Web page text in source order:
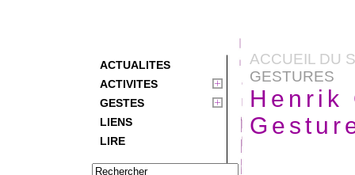
ACTUALITES
ACTIVITES
GESTES
LIENS
LIRE
ACCUEIL DU
GESTURES
Henrik